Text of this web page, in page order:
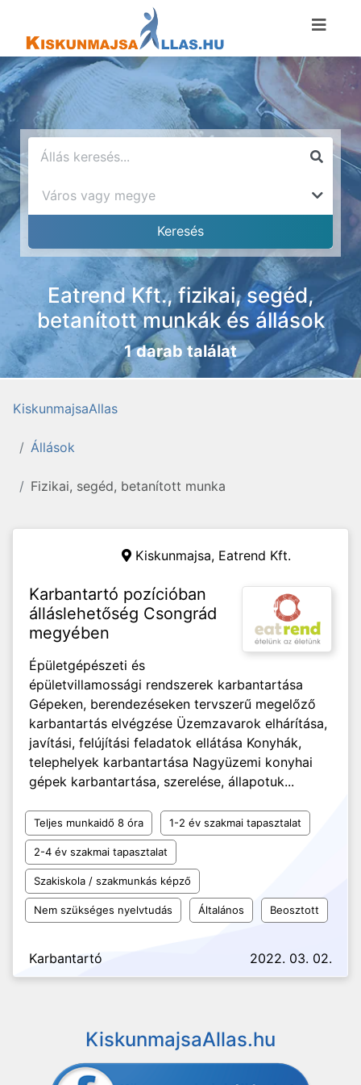
Eatrend Kft., fizikai, segéd,
betanított munkák és állások
1 darab találat
KiskunmajsaAllas
Állások
Fizikai, segéd, betanított munka
Kiskunmajsa, Eatrend Kft.
Karbantartó pozícióban
álláslehetőség Csongrád
megyében
Épületgépészeti és
épületvillamossági rendszerek karbantartása
Gépeken, berendezéseken tervszerű megelőző
karbantartás elvégzése Üzemzavarok elhárítása,
javítási, felújítási feladatok ellátása Konyhák,
telephelyek karbantartása Nagyüzemi konyhai
gépek karbantartása, szerelése, állapotuk...
Teljes munkaidő 8 óra 1-2 év szakmai tapasztalat
2-4 év szakmai tapasztalat
Szakiskola / szakmunkás képző
Nem szükséges nyelvtudás Általános Beosztott
Karbantartó 2022. 03. 02.
KiskunmajsaAllas.hu